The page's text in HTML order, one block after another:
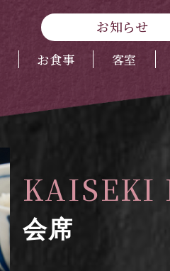
お知らせ
お食事 客室
KAISEKI
会席